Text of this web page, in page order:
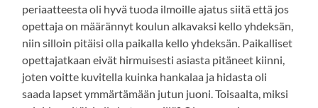
periaatteesta oli hyvä tuoda ilmoille ajatus siitä että jos
opettaja on määrännyt koulun alkavaksi kello yhdeksän,
niin silloin pitäisi olla paikalla kello yhdeksän. Paikalliset
opettajatkaan eivät hirmuisesti asiasta pitäneet kiinni,
joten voitte kuvitella kuinka hankalaa ja hidasta oli
saada lapset ymmärtämään jutun juoni. Toisaalta, miksi